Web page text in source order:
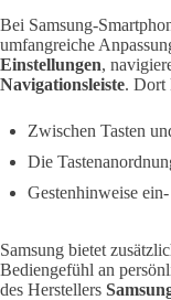
Bei Samsung-
umfangreiche
Einstellungen,
Navigationsleiste. Dort
Zwischen Tasten
Die
Gestenhinweise
Samsung bietet
Bediengefühl an
des Herstellers